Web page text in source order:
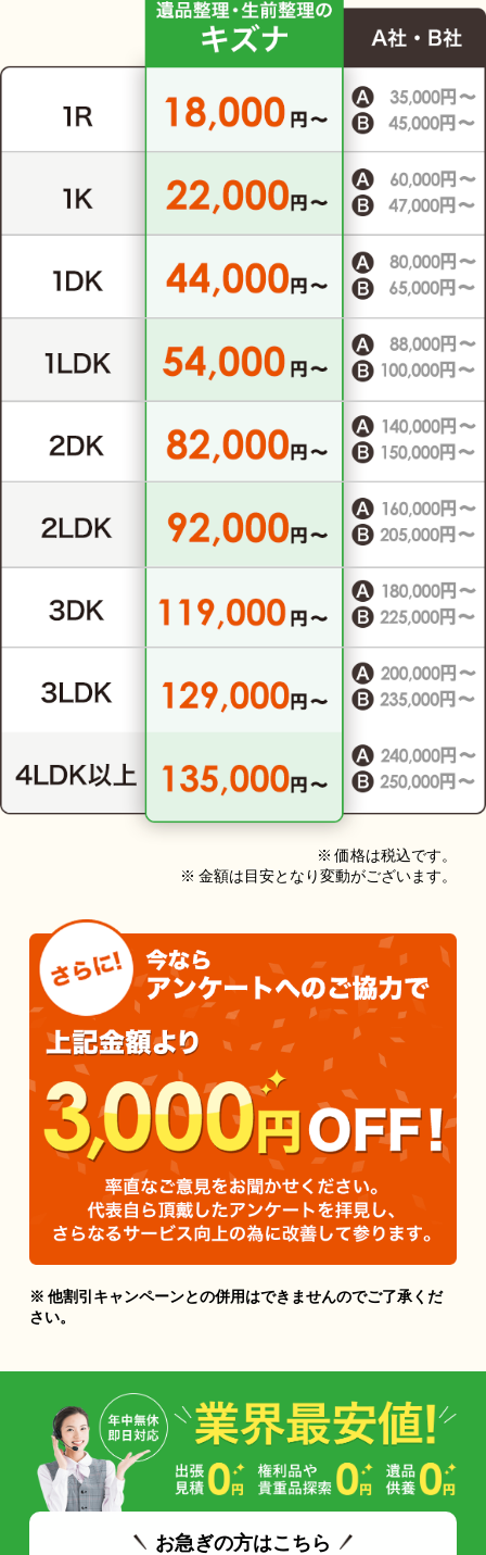
※ 価格は税込です。
※ 金額は目安となり変動がございます。
※ 他割引キャンペーンとの併用はできませんのでご了承くだ
さい。
お急ぎの方はこちら